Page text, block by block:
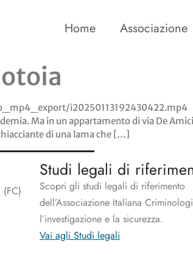
Home Associazione
i20250113192430422.mp4
Ma in un appartamento di via De
di una lama che […]
Studi legali di
Scopri gli studi legali di riferimento
dell’Associazione Italiana
l’investigazione e la sicurezza.
Vai agli Studi legali